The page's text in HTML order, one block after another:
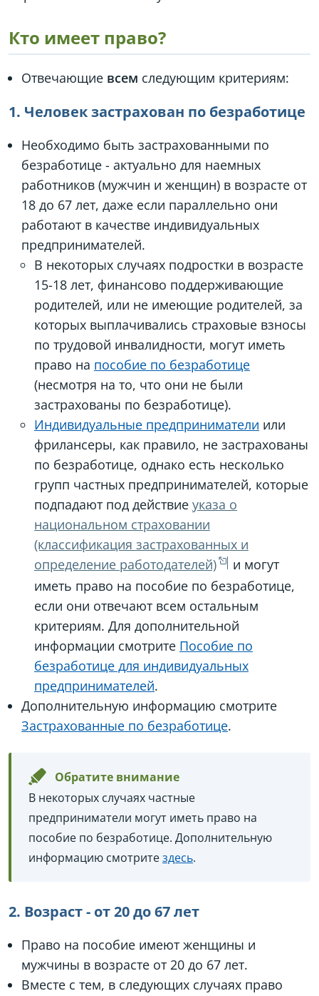
Кто имеет право?
Отвечающие всем следующим критериям:
1. Человек застрахован по безработице
Необходимо быть застрахованными по
безработице - актуально для наемных
работников (мужчин и женщин) в возрасте от
18 до 67 лет, даже если параллельно они
работают в качестве индивидуальных
предпринимателей.
В некоторых случаях подростки в возрасте
15-18 лет, финансово поддерживающие
родителей, или не имеющие родителей, за
которых выплачивались страховые взносы
по трудовой инвалидности, могут иметь
право на пособие по безработице
(несмотря на то, что они не были
застрахованы по безработице).
Индивидуальные предприниматели или
фрилансеры, как правило, не застрахованы
по безработице, однако есть несколько
групп частных предпринимателей, которые
подпадают под действие указа о
национальном страховании
(классификация застрахованных и
определение работодателей)
и могут
иметь право на пособие по безработице,
если они отвечают всем остальным
критериям. Для дополнительной
информации смотрите Пособие по
безработице для индивидуальных
предпринимателей.
Дополнительную информацию смотрите
Застрахованные по безработице.
Обратите внимание
В некоторых случаях частные
предприниматели могут иметь право на
пособие по безработице. Дополнительную
информацию смотритездесь.
2. Возраст - от 20 до 67 лет
Право на пособие имеют женщины и
мужчины в возрасте от 20 до 67 лет.
Вместе с тем, в следующих случаях право